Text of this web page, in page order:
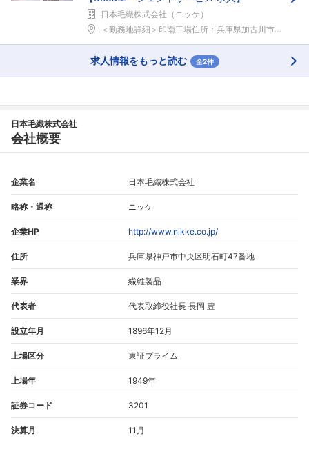
日本毛織株式会社（ニッケ）
＜勤務地詳細＞印南工場住所：兵庫県加古川市米田町船...
求人情報をもっと読む 全2件
日本毛織株式会社
会社概要
企業名 日本毛織株式会社
略称・通称 ニッケ
企業HP http://www.nikke.co.jp/
住所 兵庫県神戸市中央区明石町47番地
業界 繊維製品
代表者 代表取締役社長 長岡 豊
設立年月 1896年12月
上場区分 東証プライム
上場年 1949年
証券コード 3201
決算月 11月